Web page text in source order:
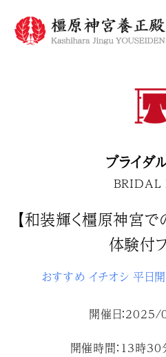
ブライダ
BRIDAL
【和装輝く橿原神宮
体験付フ
おすすめ イチオシ 平日
開催日：2025/
開催時間：13時